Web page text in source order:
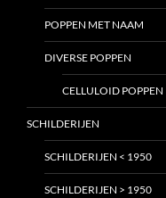
POPPEN MET NAAM
DIVERSE POPPEN
CELLULOID POPPEN
SCHILDERIJEN
SCHILDERIJEN < 1950
SCHILDERIJEN > 1950